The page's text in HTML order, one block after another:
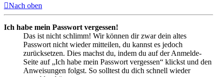
Nach oben
Ich habe mein Passwort vergessen!
Das ist nicht schlimm! Wir können dir zwar dein altes
Passwort nicht wieder mitteilen, du kannst es jedoch
zurücksetzen. Dies machst du, indem du auf der Anmelde-
Seite auf „Ich habe mein Passwort vergessen“ klickst und den
Anweisungen folgst. So solltest du dich schnell wieder